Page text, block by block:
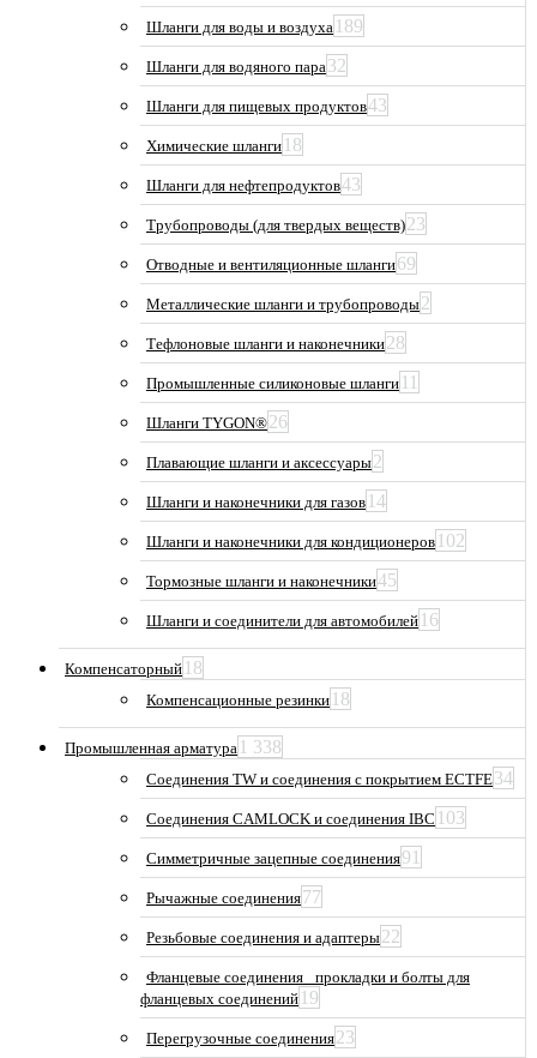
Шланги для воды и воздуха 189
Шланги для водяного пара32
Шланги для пищевых продуктов43
Химические шланги 18
Шланги для нефтепродуктов43
Трубопроводы (для твердых веществ)23
Отводные и вентиляционные шланги69
Металлические шланги и трубопроводы2
Тефлоновые шланги и наконечники28
Промышленные силиконовые шланги 11
Шланги TYGON®26
Плавающие шланги и аксессуары2
Шланги и наконечники для газов 14
Шланги и наконечники для кондиционеров 102
Тормозные шланги и наконечники45
Шланги и соединители для автомобилей 16
Компенсаторный 18
Компенсационные резинки 18
Промышленная арматура 1 338
Соединения TW и соединения с покрытием ECTFE34
Соединения CAMLOCK и соединения IBC 103
Симметричные зацепные соединения91
Рычажные соединения77
Резьбовые соединения и адаптеры22
Фланцевые соединения_ прокладки и болты для
фланцевых соединений 19
Перегрузочные соединения23